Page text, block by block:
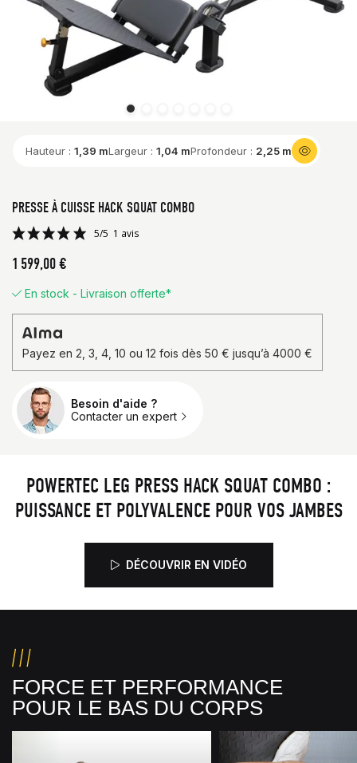
Hauteur : 1,39 mLargeur : 1,04 mProfondeur : 2,25 m
PRESSE À CUISSE HACK SQUAT COMBO
1 599,00 €
En stock - Livraison offerte*
Payez en 2, 3, 4, 10 ou 12 fois dès 50 € jusqu’à 4000 €
Qté.
Besoin d'aide ?
Contacter un expert
POWERTEC LEG PRESS HACK SQUAT COMBO :
PUISSANCE ET POLYVALENCE POUR VOS JAMBES
DÉCOUVRIR EN VIDÉO
FORCE ET PERFORMANCE
POUR LE BAS DU CORPS